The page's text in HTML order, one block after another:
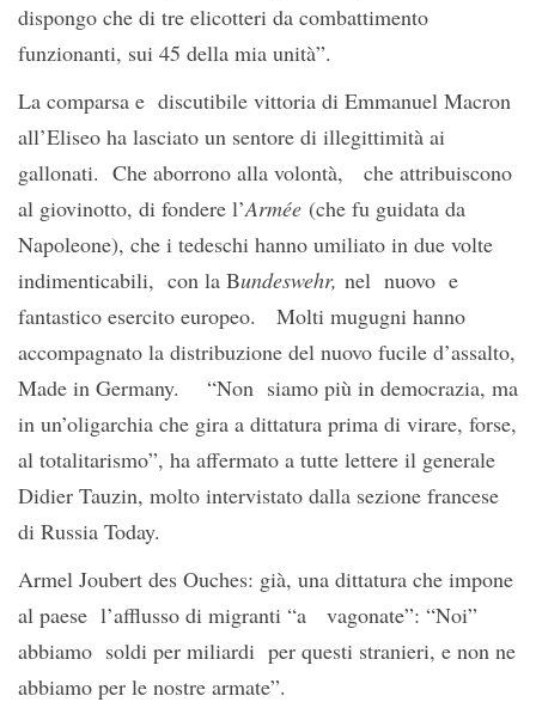
dispongo che di tre elicotteri da combattimento
funzionanti, sui 45 della mia unità”.
La comparsa e discutibile vittoria di Emmanuel Macron
all’Eliseo ha lasciato un sentore di illegittimità ai
gallonati. Che aborrono alla volontà, che attribuiscono
al giovinotto, di fondere l’Armée (che fu guidata da
Napoleone), che i tedeschi hanno umiliato in due volte
indimenticabili, con la Bundeswehr, nel nuovo e
fantastico esercito europeo. Molti mugugni hanno
accompagnato la distribuzione del nuovo fucile d’assalto,
Made in Germany. “Non siamo più in democrazia, ma
in un’oligarchia che gira a dittatura prima di virare, forse,
al totalitarismo”, ha affermato a tutte lettere il generale
Didier Tauzin, molto intervistato dalla sezione francese
di Russia Today.
Armel Joubert des Ouches: già, una dittatura che impone
al paese l’afflusso di migranti “a vagonate”: “Noi”
abbiamo soldi per miliardi per questi stranieri, e non ne
abbiamo per le nostre armate”.